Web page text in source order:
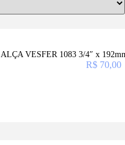
ALÇA VESFER 1083 3/4″ x
R$70,00